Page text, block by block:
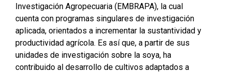
Investigación Agropecuaria (EMBRAPA), la cual
cuenta con programas singulares de investigación
aplicada, orientados a incrementar la sustantividad y
productividad agrícola. Es así que, a partir de sus
unidades de investigación sobre la soya, ha
contribuido al desarrollo de cultivos adaptados a